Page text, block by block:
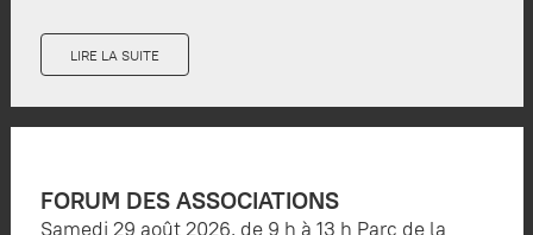
LIRE LA SUITE
FORUM DES ASSOCIATIONS
Samedi 29 août 2026, de 9 h à 13 h Parc de la